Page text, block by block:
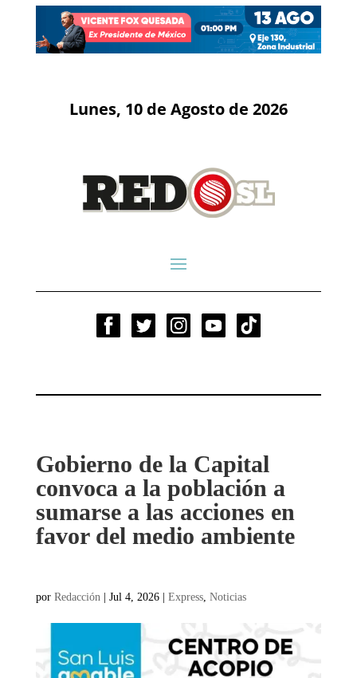
Lunes, 10 de Agosto de 2026
Gobierno de la Capital
convoca a la población a
sumarse a las acciones en
favor del medio ambiente
por Redacción | Jul 4, 2026| Express, Noticias